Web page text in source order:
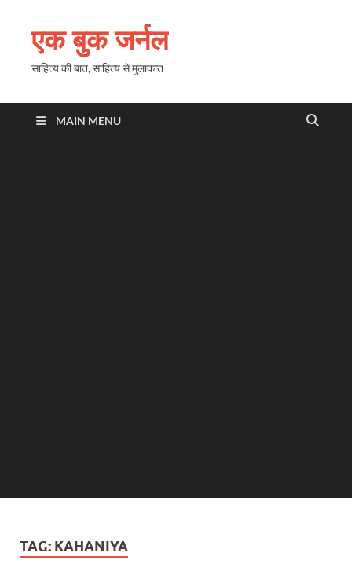
एक बुक जर्नल
साहित्य की बात, साहित्य से मुलाकात
MAIN MENU
TAG: KAHANIYA